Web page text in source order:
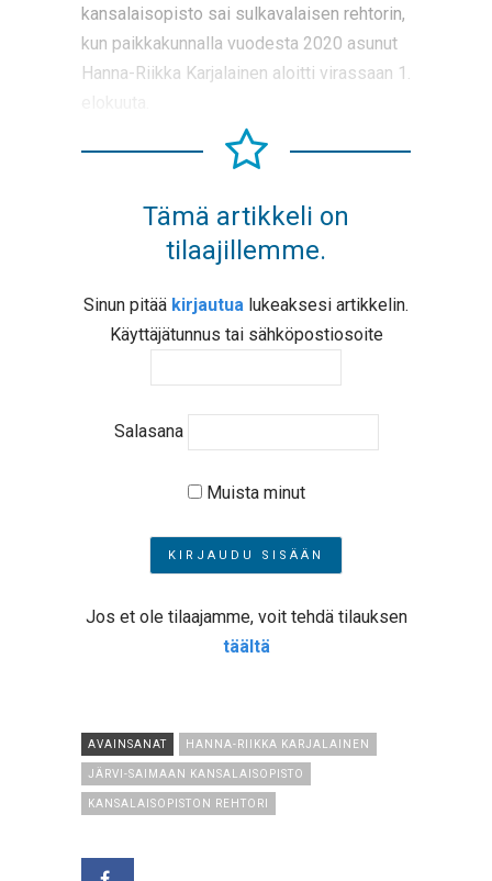
kansalaisopisto sai sulkavalaisen rehtorin,
kun paikkakunnalla vuodesta 2020 asunut
Hanna-Riikka Karjalainen aloitti virassaan 1.
Tämä artikkeli on
tilaajillemme.
Sinun pitää kirjautua lukeaksesi artikkelin.
Käyttäjätunnus tai sähköpostiosoite
Salasana
Muista minut
Jos et ole tilaajamme, voit tehdä tilauksen
täältä
AVAINSANAT HANNA-RIIKKA KARJALAINEN
JÄRVI-SAIMAAN KANSALAISOPISTO
KANSALAISOPISTON REHTORI